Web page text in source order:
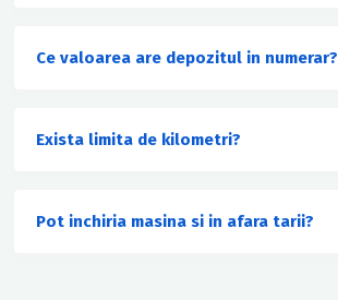
Ce valoarea are depozitul in numerar?
Exista limita de kilometri?
Pot inchiria masina si in afara tarii?